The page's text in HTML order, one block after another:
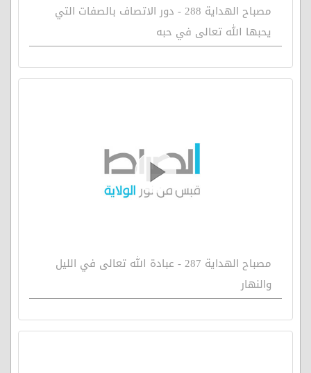
مصباح الهداية 288 - دور الاتصاف بالصفات التي
يحبها الله تعالى في حبه
مصباح الهداية 287 - عبادة الله تعالى في الليل
والنهار